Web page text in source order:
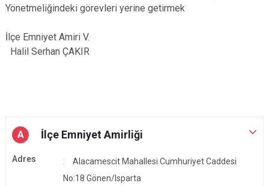
Yönetmeliğindeki görevleri yerine getirmek
İlçe Emniyet Amiri V.
Halil Serhan ÇAKIR
A İlçe Emniyet Amirliği
Adres
Alacamescit Mahallesi Cumhuriyet Caddesi
No:18 Gönen/Isparta